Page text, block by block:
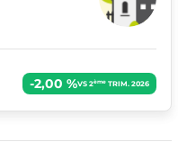
-2,00 %VS 2èmeTRIM. 2026